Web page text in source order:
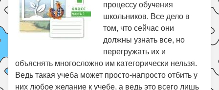
процессу обучения
школьников. Все дело в
том, что сейчас они
должны узнать все, но
перегружать их и
объяснять многосложно им категорически нельзя.
Ведь такая учеба может просто-напросто отбить у
них любое желание к учебе, а ведь это всего лишь